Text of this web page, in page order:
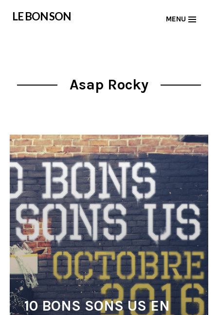
LE BON SON MENU
Asap Rocky
10 BONS SONS US EN